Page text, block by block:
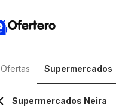
Ofertero
Ofertas Supermercados
Supermercados Neira